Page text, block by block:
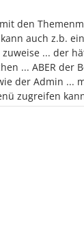
den
auch z.b.
... der
... ABER der
der Admin ...
zugreifen